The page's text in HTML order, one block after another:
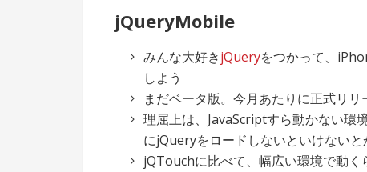
jQueryMobile
みんな大好きjQueryをつかって、
しよう
まだベータ版。今月あたりに正式リリ
理屈上は、JavaScriptすら動かない環
にjQueryをロードしないといけない
jQTouchに比べて、幅広い環境で動く